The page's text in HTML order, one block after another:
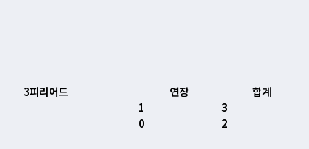
3피리어드 연장
합계
1
3
0
2